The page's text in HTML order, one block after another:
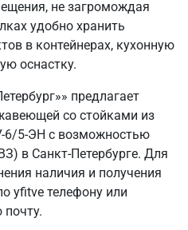
не загромождая
удобно хранить
в контейнерах, кухонную
оснастку.
предлагает
со стойками из
6/5-ЭН с возможностью
в Санкт‑Петербурге. Для
наличия и получения
yfitve телефону или